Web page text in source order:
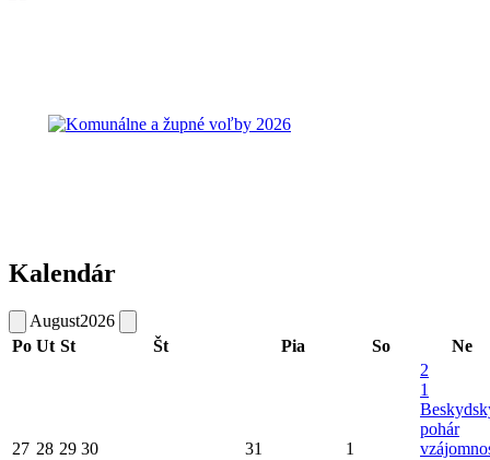
Kalendár
August2026
Po Ut St Št Pia So Ne
27 28 29 30 31 1
2
1
pohár